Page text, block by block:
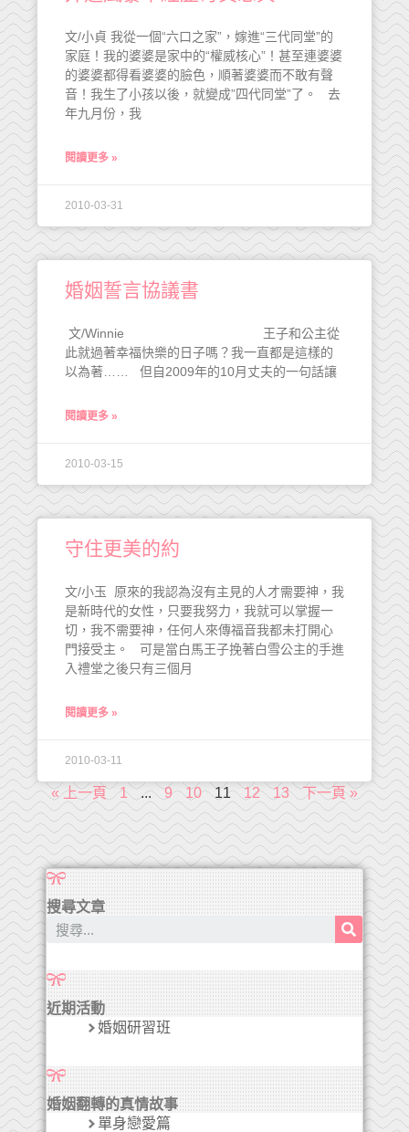
文/小貞 我從一個“六口之家”，嫁進“三代同堂”的
家庭！我的婆婆是家中的“權威核心”！甚至連婆婆
的婆婆都得看婆婆的臉色，順著婆婆而不敢有聲
音！我生了小孩以後，就變成”四代同堂”了。 去
年九月份，我
閱讀更多 »
2010-03-31
婚姻誓言協議書
文/Winnie 王子和公主從
此就過著幸福快樂的日子嗎？我一直都是這樣的
以為著…… 但自2009年的10月丈夫的一句話讓
閱讀更多 »
2010-03-15
守住更美的約
文/小玉 原來的我認為沒有主見的人才需要神，我
是新時代的女性，只要我努力，我就可以掌握一
切，我不需要神，任何人來傳福音我都未打開心
門接受主。 可是當白馬王子挽著白雪公主的手進
入禮堂之後只有三個月
閱讀更多 »
2010-03-11
« 上一頁 1 ... 9 10 11 12 13 下一頁 »
搜尋文章
近期活動
婚姻研習班
婚姻翻轉的真情故事
單身戀愛篇